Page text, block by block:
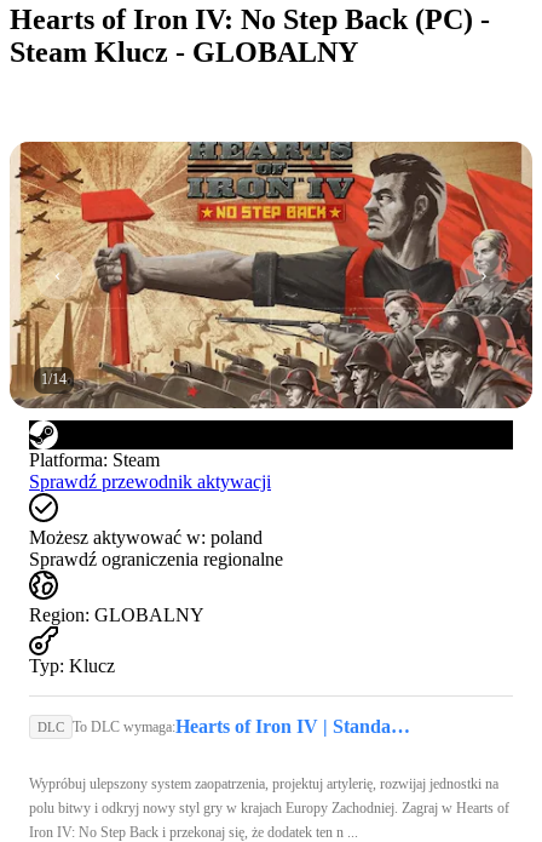
Hearts of Iron IV: No Step Back (PC) -
Steam Klucz - GLOBALNY
1/14
Platforma: Steam
Sprawdź przewodnik aktywacji
Możesz aktywować w: poland
Sprawdź ograniczenia regionalne
Region: GLOBALNY
Typ: Klucz
DLC To DLC wymaga: Hearts of Iron IV | Standard Edition (PC) - Steam Key - GLOBAL
Wypróbuj ulepszony system zaopatrzenia, projektuj artylerię, rozwijaj jednostki na
polu bitwy i odkryj nowy styl gry w krajach Europy Zachodniej. Zagraj w Hearts of
Iron IV: No Step Back i przekonaj się, że dodatek ten n ...